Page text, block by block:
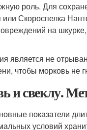
роль. Для
Скороспелка
на
является не
чтобы морковь не
и свеклу.
показатели
условий